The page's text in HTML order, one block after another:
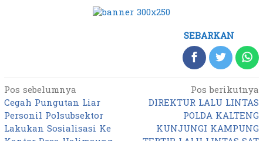
SEBARKAN
Navigasi
pos
Pos sebelumnya
Cegah Pungutan Liar
Personil Polsubsektor
Lakukan Sosialisasi Ke
Pos berikutnya
DIREKTUR LALU LINTAS
POLDA KALTENG
KUNJUNGI KAMPUNG